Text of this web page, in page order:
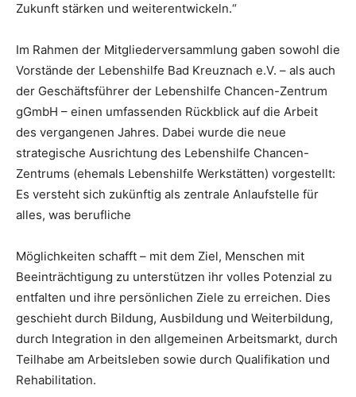
Zukunft stärken und weiterentwickeln.“
Im Rahmen der Mitgliederversammlung gaben sowohl die
Vorstände der Lebenshilfe Bad Kreuznach e.V. – als auch
der Geschäftsführer der Lebenshilfe Chancen-Zentrum
gGmbH – einen umfassenden Rückblick auf die Arbeit
des vergangenen Jahres. Dabei wurde die neue
strategische Ausrichtung des Lebenshilfe Chancen-
Zentrums (ehemals Lebenshilfe Werkstätten) vorgestellt:
Es versteht sich zukünftig als zentrale Anlaufstelle für
alles, was berufliche
Möglichkeiten schafft – mit dem Ziel, Menschen mit
Beeinträchtigung zu unterstützen ihr volles Potenzial zu
entfalten und ihre persönlichen Ziele zu erreichen. Dies
geschieht durch Bildung, Ausbildung und Weiterbildung,
durch Integration in den allgemeinen Arbeitsmarkt, durch
Teilhabe am Arbeitsleben sowie durch Qualifikation und
Rehabilitation.